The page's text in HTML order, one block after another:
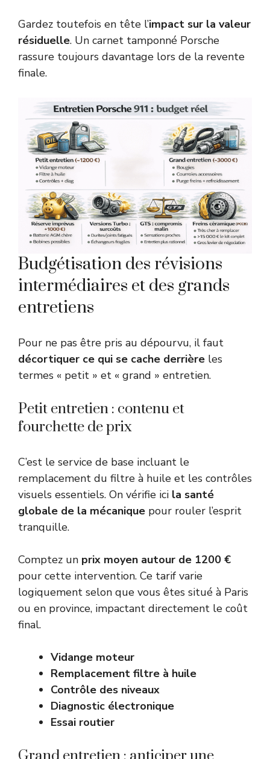
Gardez toutefois en tête l’impact sur la valeur
résiduelle. Un carnet tamponné Porsche
rassure toujours davantage lors de la revente
finale.
Budgétisation des révisions
intermédiaires et des grands
entretiens
Pour ne pas être pris au dépourvu, il faut
décortiquer ce qui se cache derrière les
termes « petit » et « grand » entretien.
Petit entretien : contenu et
fourchette de prix
C’est le service de base incluant le
remplacement du filtre à huile et les contrôles
visuels essentiels. On vérifie ici la santé
globale de la mécanique pour rouler l’esprit
tranquille.
Comptez un prix moyen autour de 1200 €
pour cette intervention. Ce tarif varie
logiquement selon que vous êtes situé à Paris
ou en province, impactant directement le coût
final.
Vidange moteur
Remplacement filtre à huile
Contrôle des niveaux
Diagnostic électronique
Essai routier